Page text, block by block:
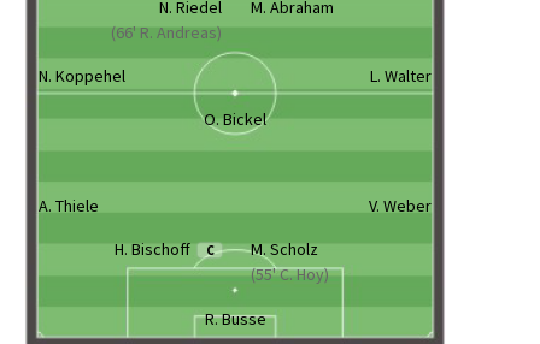
N. Riedel
(66' R. Andreas)
M. Abraham
N. Koppehel
L. Walter
O. Bickel
A. Thiele
V. Weber
H. Bischoff
C
M. Scholz
(55' C. Hoy)
R. Busse